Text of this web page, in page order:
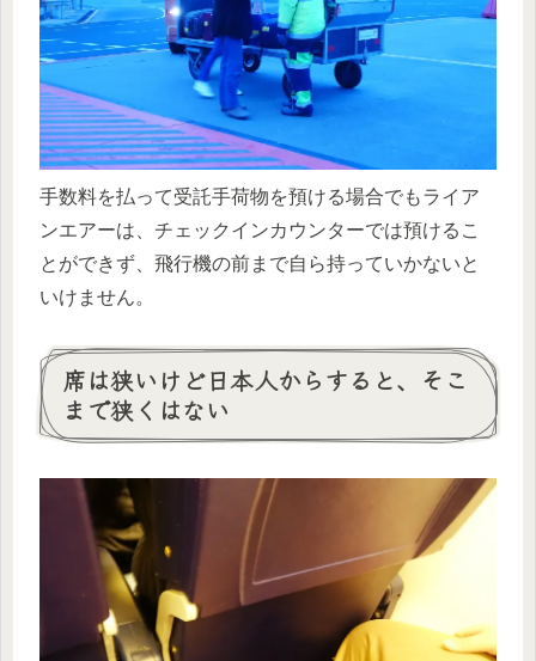
手数料を払って受託手荷物を預ける場合でもライア
ンエアーは、チェックインカウンターでは預けるこ
とができず、飛行機の前まで自ら持っていかないと
いけません。
席は狭いけど日本人からすると、そこ
まで狭くはない